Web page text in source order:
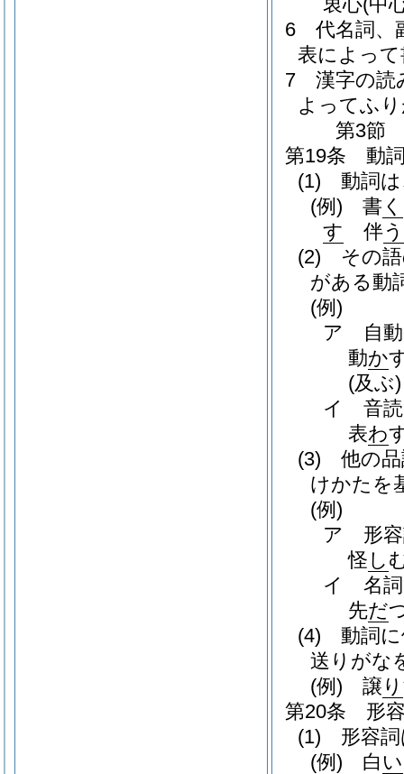
6
代名詞、
表によっ
7
漢字の読
よってふ
第3節
第19条
動
(1)
動詞
(例) 書 く
す 伴う
(2)
その
がある動
(例)
ア 自動
動か
(及ぶ)
イ 音読
表わ
(3)
他の
けかたを
(例)
ア 形容
怪 し
イ 名詞
先だ
(4)
動詞
送りがな
(例) 譲 り
第20条
形
(1)
形容
(例) 白い